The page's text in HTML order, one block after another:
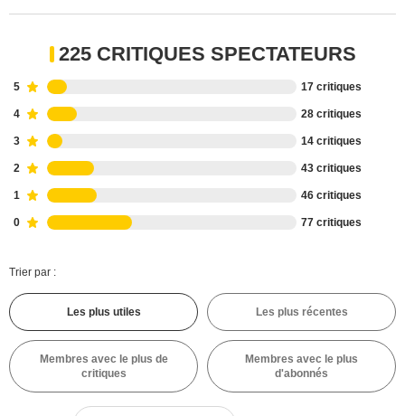
225 CRITIQUES SPECTATEURS
5 17 critiques
4 28 critiques
3 14 critiques
2 43 critiques
1 46 critiques
0 77 critiques
Trier par :
Les plus utiles Les plus récentes
Membres avec le plus de
critiques
Membres avec le plus
d'abonnés